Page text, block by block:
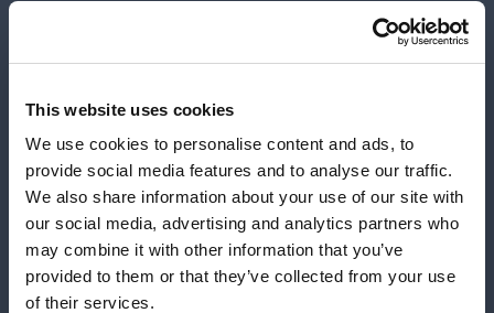
This website uses cookies
We use cookies to personalise content and ads, to
provide social media features and to analyse our traffic.
We also share information about your use of our site with
our social media, advertising and analytics partners who
may combine it with other information that you’ve
provided to them or that they’ve collected from your use
of their services.
CENTROS DE VENTAS Y SERVICIOS
t:+1 513-874-6550
f:+1 513-874-3612
VALCO MELTON BENELUX
benelux@valcomelton.com
t:+31 252-673673
f:+31 252-687735